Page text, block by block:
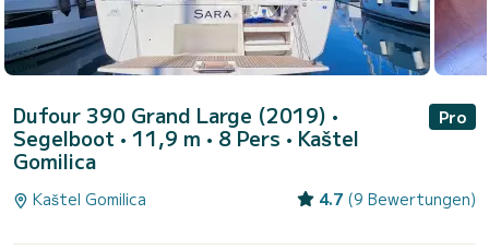
Dufour 390 Grand Large (2019) •
Segelboot • 11,9 m • 8 Pers • Kaštel
Gomilica
Pro
Kaštel Gomilica 4.7 (9 Bewertungen)